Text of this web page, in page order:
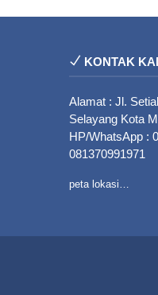
KONTAK
Alamat : Jl.
Selayang Kota
HP/WhatsApp :
081370991971
peta lokasi…